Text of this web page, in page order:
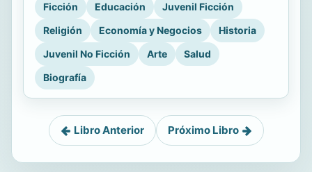
Ficción Educación
Juvenil Ficción
Religión
Economía y Negocios
Historia
Juvenil No Ficción
Arte
Salud
Biografía
Libro Anterior Próximo Libro